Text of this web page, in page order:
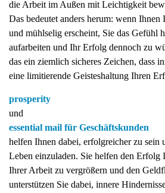
die Arbeit im Außen mit Leichtigkeit
Das bedeutet anders herum: wenn
und mühlselig erscheint, Sie das Gefühl
aufarbeiten und Ihr Erfolg dennoch zu
das ein ziemlich sicheres Zeichen, dass
eine limitierende Geisteshaltung Ihren
prosperity
und
essential mail für Geschäftskunden
helfen Ihnen dabei, erfolgreicher zu sein
Leben einzuladen. Sie helfen den Erfolg
Ihrer Arbeit zu vergrößern und den
unterstützen Sie dabei, innere